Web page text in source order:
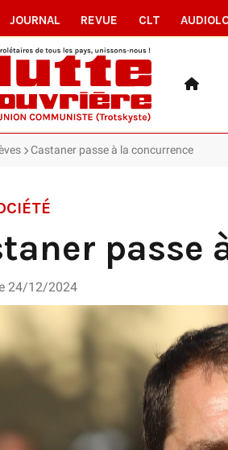
JOURNAL REVUE CLT
Castaner passe à la concurrence
passe
24/12/2024